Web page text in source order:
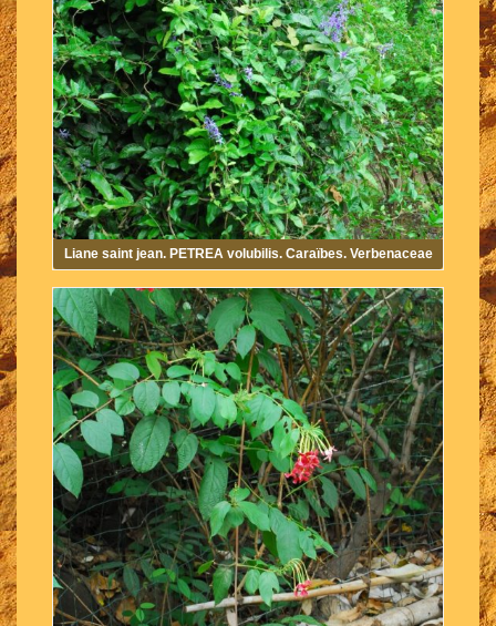
Liane saint jean. PETREA volubilis. Caraïbes. Verbenaceae